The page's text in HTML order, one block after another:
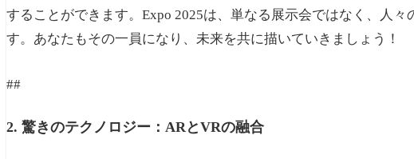
することができます。Expo 2025は、単なる展示会ではなく、人
す。あなたもその一員になり、未来を共に描いていきましょう！
##
2. 驚きのテクノロジー：ARとVRの融合